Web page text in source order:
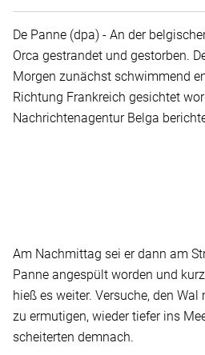
De Panne (dpa) - An der
Orca gestrandet und gestorben.
Morgen zunächst schwimmend
Richtung Frankreich gesichtet
Nachrichtenagentur Belga
Am Nachmittag sei er dann am
Panne angespült worden und
hieß es weiter. Versuche, den
zu ermutigen, wieder tiefer ins
scheiterten demnach.